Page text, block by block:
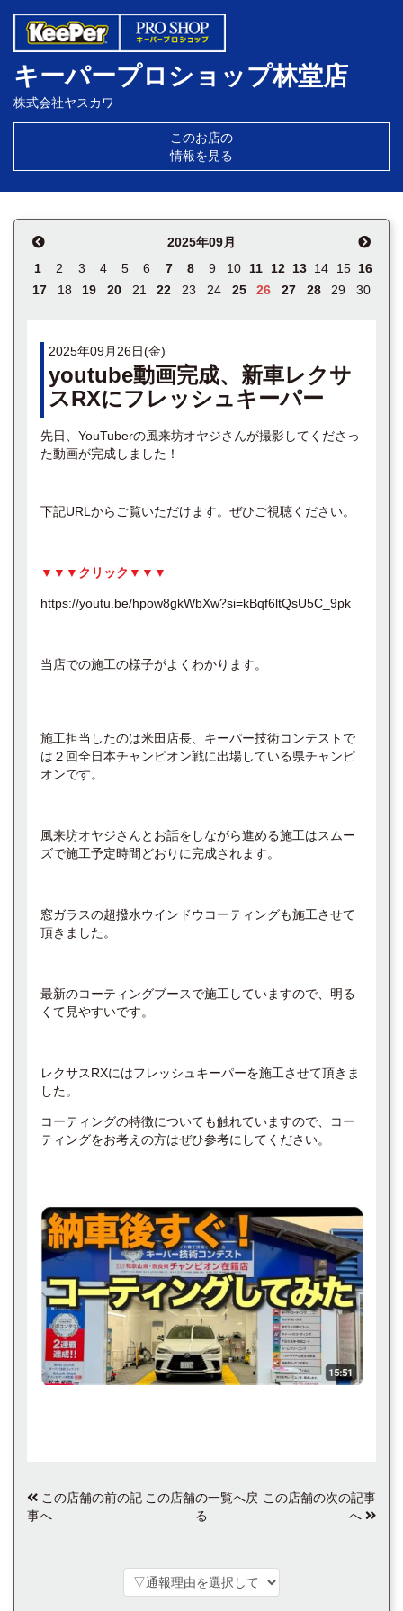
キーパープロショップ林堂店
株式会社ヤスカワ
このお店の
情報を見る
2025年09月
1
2 3 4 5 6 7 8 9 10 11 12 13 14 15 16
17
18 19 20 21 22 23 24 25 26 27 28 29 30
2025年09月26日(金)
youtube動画完成、新車レクサ
スRXにフレッシュキーパー
先日、YouTuberの風来坊オヤジさんが撮影してくださっ
た動画が完成しました！
下記URLからご覧いただけます。ぜひご視聴ください。
▼▼▼クリック▼▼▼
https://youtu.be/hpow8gkWbXw?si=kBqf6ltQsU5C_9pk
当店での施工の様子がよくわかります。
施工担当したのは米田店長、キーパー技術コンテストで
は２回全日本チャンピオン戦に出場している県チャンピ
オンです。
風来坊オヤジさんとお話をしながら進める施工はスムー
ズで施工予定時間どおりに完成されます。
窓ガラスの超撥水ウインドウコーティングも施工させて
頂きました。
最新のコーティングブースで施工していますので、明る
くて見やすいです。
レクサスRXにはフレッシュキーパーを施工させて頂きま
した。
コーティングの特徴についても触れていますので、コー
ティングをお考えの方はぜひ参考にしてください。
この店舗の前の記
事へ
この店舗の一覧へ戻
る
この店舗の次の記事
へ